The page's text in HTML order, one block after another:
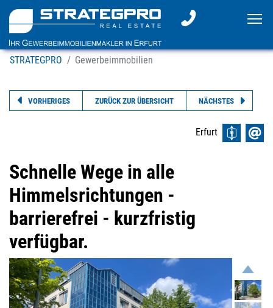
STRATEGPRO Gewerbeimmobilien
VORHERIGES ZURÜCK ZUR ÜBERSICHT NÄCHSTES
Erfurt
Schnelle Wege in alle
Himmelsrichtungen -
barrierefrei - kurzfristig
verfügbar.